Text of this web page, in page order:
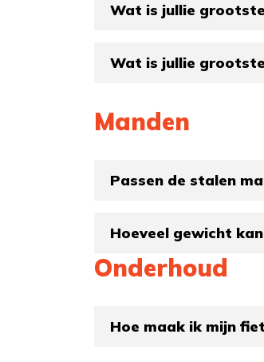
Wat is jullie
Wat is jullie
Manden
Passen de stalen
Hoeveel gewicht
Onderhoud
Hoe maak ik mijn